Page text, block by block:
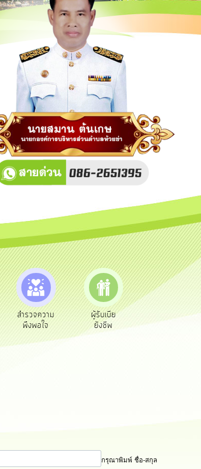
สำรวจความ
พึงพอใจ
ผู้รับเบีย
ยังชีพ
ประเมินภาษี
ท้องถิ่น
กรุณาพิมพ์ ชื่อ-สกุล